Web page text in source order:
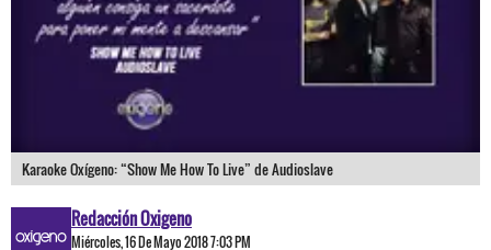
Karaoke Oxígeno: “Show Me How To Live” de Audioslave
Redacción Oxigeno
Miércoles, 16 De Mayo 2018 7:03 PM